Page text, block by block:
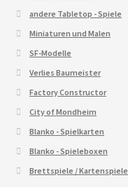
andere Tabletop - Spiele
Miniaturen und Malen
SF-Modelle
Verlies Baumeister
Factory Constructor
City of Mondheim
Blanko - Spielkarten
Blanko - Spieleboxen
Brettspiele / Kartenspiele